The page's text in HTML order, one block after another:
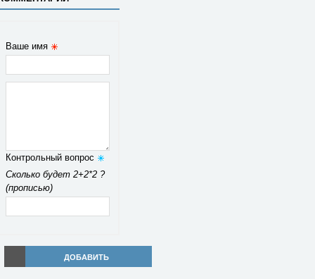
Ваше имя
Контрольный вопрос
Сколько будет 2+2*2 ?
(прописью)
ДОБАВИТЬ